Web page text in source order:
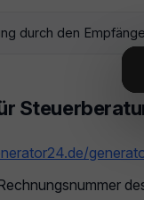
durch den